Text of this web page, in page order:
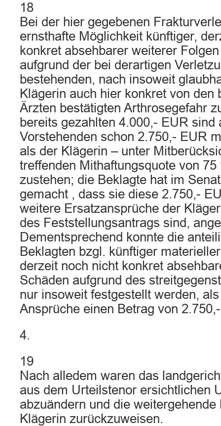
18
Bei der hier gegebenen
ernsthafte Möglichkeit künftiger,
konkret absehbarer weiterer
aufgrund der bei derartigen
bestehenden, nach insoweit
Klägerin auch hier konkret von den
Ärzten bestätigten Arthrosegefahr
bereits gezahlten 4.000,- EUR sind
Vorstehenden schon 2.750,- EUR
als der Klägerin – unter
treffenden Mithaftungsquote von 75
zustehen; die Beklagte hat im
gemacht , dass sie diese 2.750,-
weitere Ersatzansprüche der
des Feststellungsantrags sind,
Dementsprechend konnte die
Beklagten bzgl. künftiger
derzeit noch nicht konkret
Schäden aufgrund des
nur insoweit festgestellt werden,
Ansprüche einen Betrag von
4.
19
Nach alledem waren das
aus dem Urteilstenor ersichtlichen
abzuändern und die weitergehende
Klägerin zurückzuweisen.